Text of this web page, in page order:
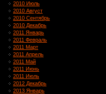
2010 Июль
2010 Август
2010 Сентябрь
2010 Декабрь
2011 Январь
2011 Февраль
2011 Март
2011 Апрель
2011 Май
2011 Июнь
2011 Июль
2012 Декабрь
2013 Январь